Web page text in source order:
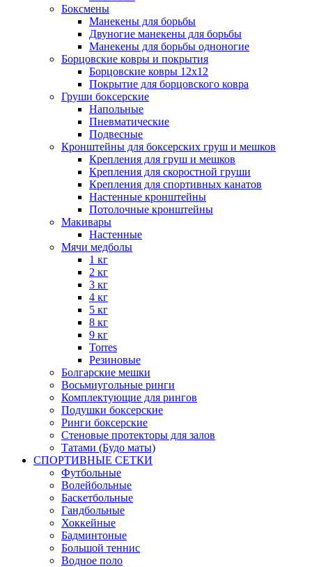
Боксмены
Манекены для борьбы
Двуногие манекены для борьбы
Манекены для борьбы одноногие
Борцовские ковры и покрытия
Борцовские ковры 12х12
Покрытие для борцовского ковра
Груши боксерские
Напольные
Пневматические
Подвесные
Кронштейны для боксерских груш и мешков
Крепления для груш и мешков
Крепления для скоростной груши
Крепления для спортивных канатов
Настенные кронштейны
Потолочные кронштейны
Макивары
Настенные
Мячи медболы
1 кг
2 кг
3 кг
4 кг
5 кг
8 кг
9 кг
Torres
Резиновые
Болгарские мешки
Восьмиугольные ринги
Комплектующие для рингов
Подушки боксерские
Ринги боксерские
Стеновые протекторы для залов
Татами (Будо маты)
СПОРТИВНЫЕ СЕТКИ
Футбольные
Волейбольные
Баскетбольные
Гандбольные
Хоккейные
Бадминтоные
Большой теннис
Водное поло